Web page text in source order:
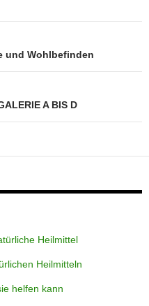
g
er
m
o
k
und Wohlbefinden
A BIS D
Heilmittel
Heilmitteln
helfen kann